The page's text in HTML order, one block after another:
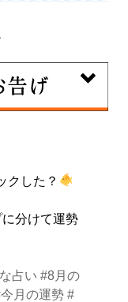
ーとされる日。
クした？
分けて運勢
占い #8月の
月の運勢 #